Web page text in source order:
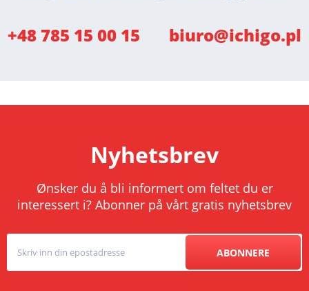
+48 785 15 00 15 biuro@ichigo.pl
Nyhetsbrev
Ønsker du å bli informert om feltet du er
interessert i? Abonner på vårt gratis nyhetsbrev
ABONNERE